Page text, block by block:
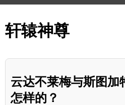
轩辕神尊
云达不莱梅与斯图加
怎样的？